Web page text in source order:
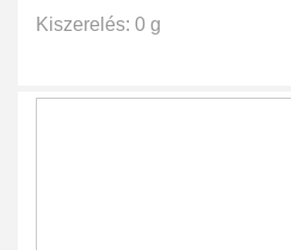
Kiszerelés: 0 g